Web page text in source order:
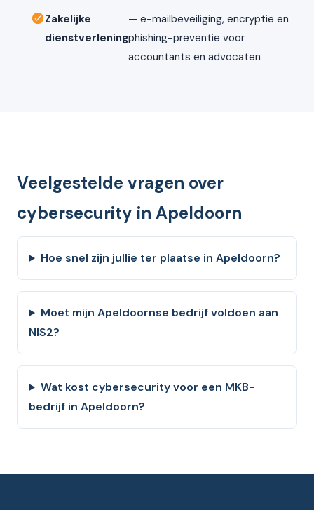
Zakelijke
dienstverlening
— e-mailbeveiliging, encryptie en
phishing-preventie voor
accountants en advocaten
Veelgestelde vragen over
cybersecurity in Apeldoorn
Hoe snel zijn jullie ter plaatse in Apeldoorn?
Moet mijn Apeldoornse bedrijf voldoen aan
NIS2?
Wat kost cybersecurity voor een MKB-
bedrijf in Apeldoorn?